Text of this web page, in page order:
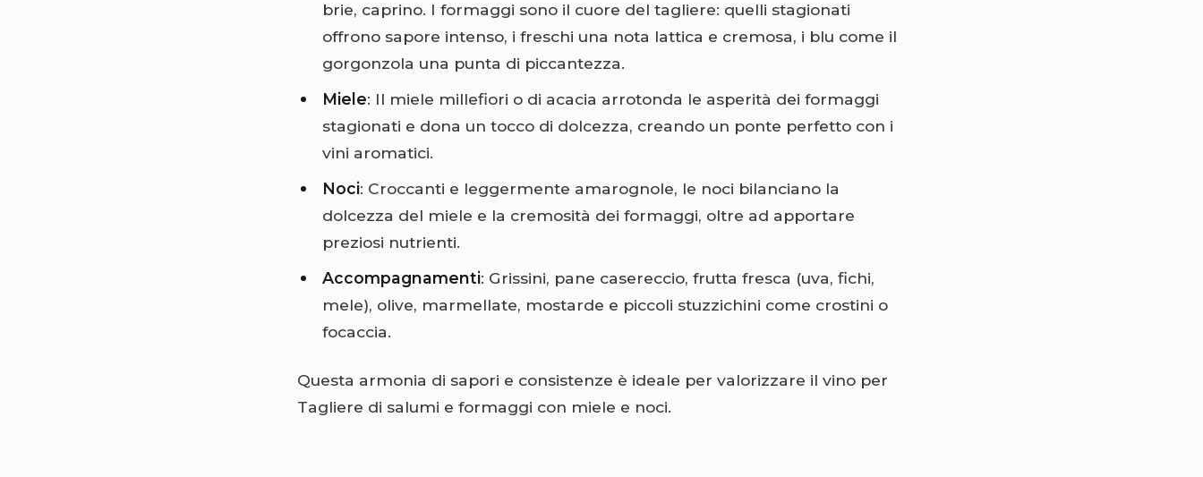
brie, caprino. I formaggi sono il cuore del tagliere: quelli stagionati
offrono sapore intenso, i freschi una nota lattica e cremosa, i blu come il
gorgonzola una punta di piccantezza.
Miele: Il miele millefiori o di acacia arrotonda le asperità dei formaggi
stagionati e dona un tocco di dolcezza, creando un ponte perfetto con i
vini aromatici.
Noci: Croccanti e leggermente amarognole, le noci bilanciano la
dolcezza del miele e la cremosità dei formaggi, oltre ad apportare
preziosi nutrienti.
Accompagnamenti: Grissini, pane casereccio, frutta fresca (uva, fichi,
mele), olive, marmellate, mostarde e piccoli stuzzichini come crostini o
focaccia.
Questa armonia di sapori e consistenze è ideale per valorizzare il vino per
Tagliere di salumi e formaggi con miele e noci.